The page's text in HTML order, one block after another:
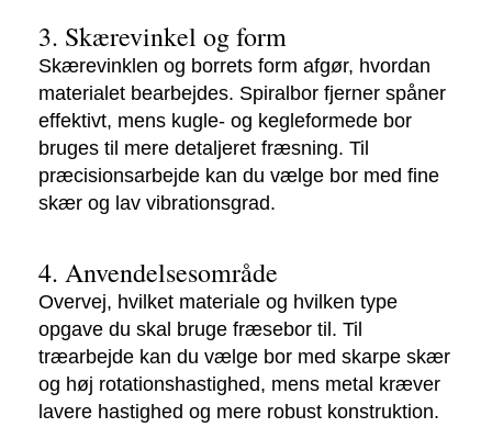
3. Skærevinkel og form
Skærevinklen og borrets form afgør, hvordan
materialet bearbejdes. Spiralbor fjerner spåner
effektivt, mens kugle- og kegleformede bor
bruges til mere detaljeret fræsning. Til
præcisionsarbejde kan du vælge bor med fine
skær og lav vibrationsgrad.
4. Anvendelsesområde
Overvej, hvilket materiale og hvilken type
opgave du skal bruge fræsebor til. Til
træarbejde kan du vælge bor med skarpe skær
og høj rotationshastighed, mens metal kræver
lavere hastighed og mere robust konstruktion.